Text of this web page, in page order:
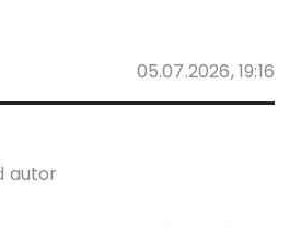
05.07.2026, 19:16
autor